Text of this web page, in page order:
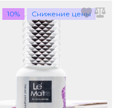
10% Снижение цены